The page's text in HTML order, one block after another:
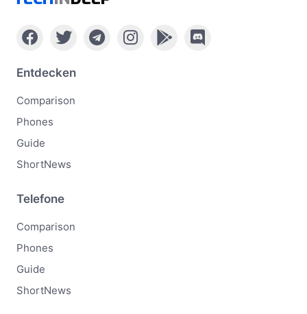
Entdecken
Comparison
Phones
Guide
ShortNews
Telefone
Comparison
Phones
Guide
ShortNews